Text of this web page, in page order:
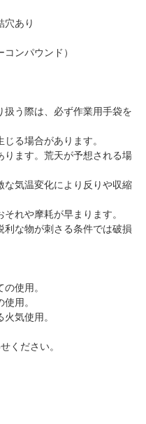
穴あり
ンパウンド）
う際は、必ず作業用手袋を
る場合があります。
ります。荒天が予想される場
な気温変化により反りや収縮
れや摩耗が早まります。
な物が刺さる条件では破損
使用。
用。
気使用。
ください。